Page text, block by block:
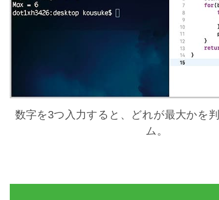
数字を3つ入力すると、どれが最大かを
ム。